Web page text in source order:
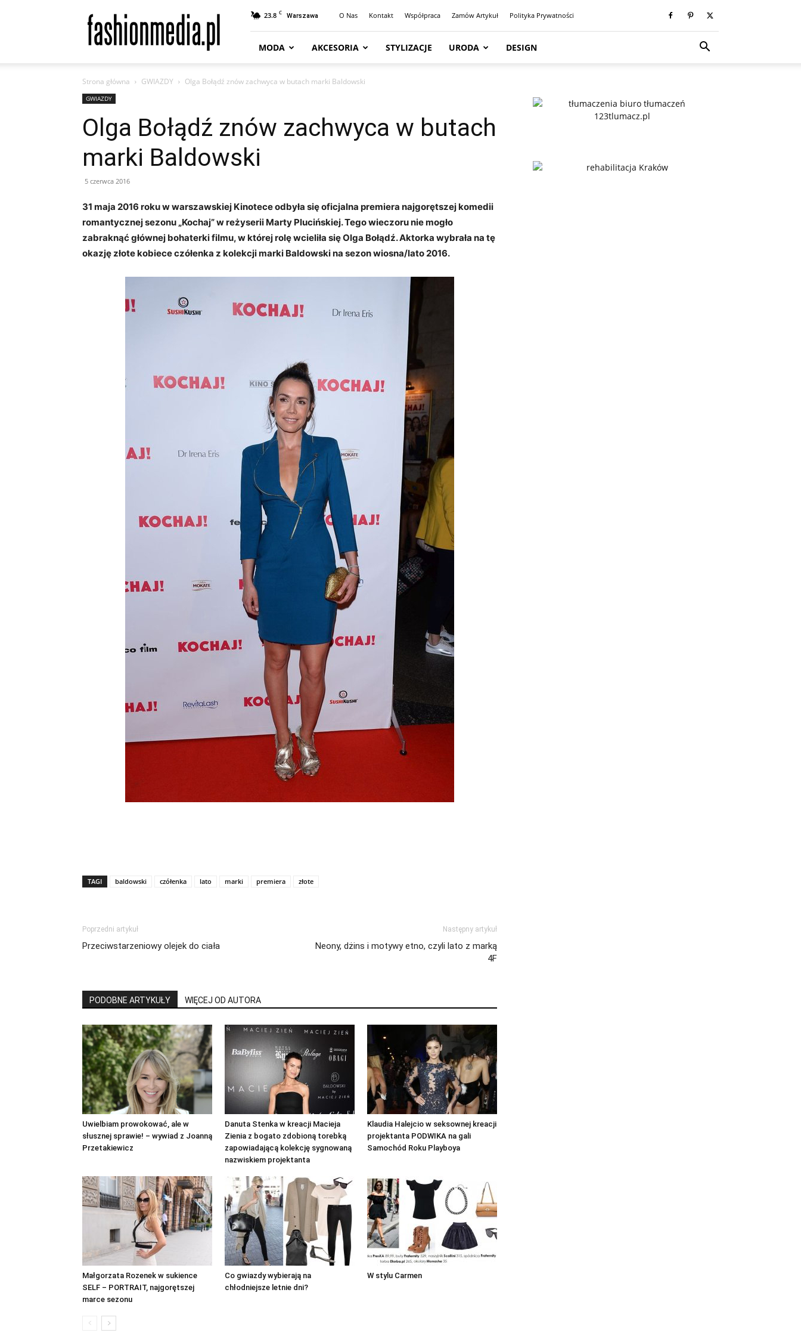
Moda
Styl
|
|
Design
23.8 C Warszawa O Nas Kontakt Współpraca Zamów Artykuł Polityka Prywatności
MODA AKCESORIA STYLIZACJE URODA DESIGN
Strona główna GWIAZDY Olga Bołądź znów zachwyca w butach marki Baldowski
GWIAZDY
Olga Bołądź znów zachwyca w butach
marki Baldowski
5 czerwca 2016
31 maja 2016 roku w warszawskiej Kinotece odbyła się oficjalna premiera najgorętszej komedii
romantycznej sezonu „Kochaj” w reżyserii Marty Plucińskiej. Tego wieczoru nie mogło
zabraknąć głównej bohaterki filmu, w której rolę wcieliła się Olga Bołądź. Aktorka wybrała na tę
okazję złote kobiece czółenka z kolekcji marki Baldowski na sezon wiosna/lato 2016.
TAGI baldowski czółenka lato marki premiera złote
Poprzedni artykuł
Przeciwstarzeniowy olejek do ciała
Następny artykuł
Neony, dżins i motywy etno, czyli lato z marką
4F
PODOBNE ARTYKUŁY WIĘCEJ OD AUTORA
Uwielbiam prowokować, ale w
słusznej sprawie! – wywiad z Joanną
Przetakiewicz
Danuta Stenka w kreacji Macieja
Zienia z bogato zdobioną torebką
zapowiadającą kolekcję sygnowaną
nazwiskiem projektanta
Klaudia Halejcio w seksownej kreacji
projektanta PODWIKA na gali
Samochód Roku Playboya
Małgorzata Rozenek w sukience
SELF – PORTRAIT, najgorętszej
marce sezonu
Co gwiazdy wybierają na
chłodniejsze letnie dni?
W stylu Carmen